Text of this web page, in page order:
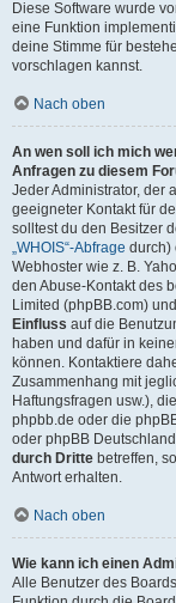
Diese Software wurde
eine Funktion
deine Stimme für
vorschlagen kannst.
Nach oben
An wen soll ich mich
Anfragen zu diesem
Jeder Administrator, der
geeigneter Kontakt für
solltest du den Besitzer
„WHOIS“-Abfrage durch)
Webhoster wie z. B.
den Abuse-Kontakt des
Limited (phpBB.com)
Einfluss auf die
haben und dafür in
können. Kontaktiere
Zusammenhang mit
Haftungsfragen usw.), die
phpbb.de oder die
oder phpBB
durch Dritte betreffen,
Antwort erhalten.
Nach oben
Wie kann ich einen
Alle Benutzer des